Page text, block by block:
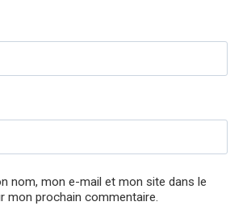
nom, mon e-mail et mon site dans le
mon prochain commentaire.